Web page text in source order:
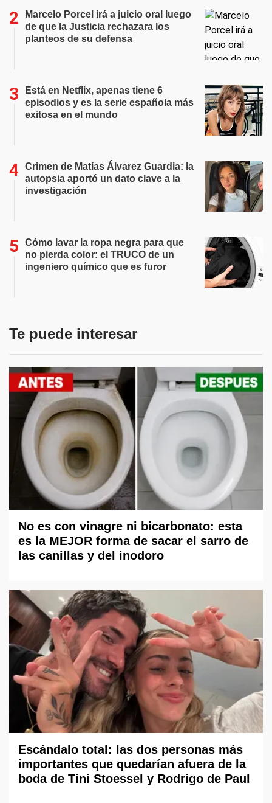
Marcelo Porcel irá a juicio oral luego
de que la Justicia rechazara los
planteos de su defensa
Está en Netflix, apenas tiene 6
episodios y es la serie española más
exitosa en el mundo
Crimen de Matías Álvarez Guardia: la
autopsia aportó un dato clave a la
investigación
Cómo lavar la ropa negra para que
no pierda color: el TRUCO de un
ingeniero químico que es furor
Te puede interesar
No es con vinagre ni bicarbonato: esta
es la MEJOR forma de sacar el sarro de
las canillas y del inodoro
Escándalo total: las dos personas más
importantes que quedarían afuera de la
boda de Tini Stoessel y Rodrigo de Paul